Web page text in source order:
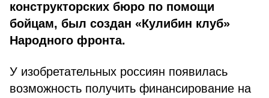
конструкторских бюро по помощи
бойцам, был создан «Кулибин клуб»
Народного фронта.
У изобретательных россиян появилась
возможность получить финансирование на